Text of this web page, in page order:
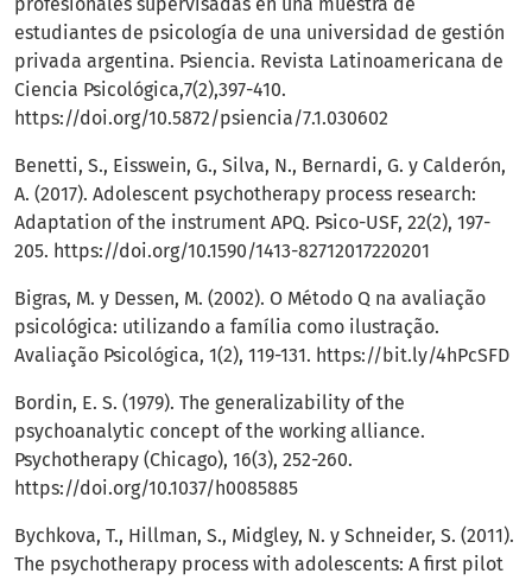
profesionales supervisadas en una muestra de
estudiantes de psicología de una universidad de gestión
privada argentina. Psiencia. Revista Latinoamericana de
Ciencia Psicológica,7(2),397-410.
https://doi.org/10.5872/psiencia/7.1.030602
Benetti, S., Eisswein, G., Silva, N., Bernardi, G. y Calderón,
A. (2017). Adolescent psychotherapy process research:
Adaptation of the instrument APQ. Psico-USF, 22(2), 197-
205. https://doi.org/10.1590/1413-82712017220201
Bigras, M. y Dessen, M. (2002). O Método Q na avaliação
psicológica: utilizando a família como ilustração.
Avaliação Psicológica, 1(2), 119-131. https://bit.ly/4hPcSFD
Bordin, E. S. (1979). The generalizability of the
psychoanalytic concept of the working alliance.
Psychotherapy (Chicago), 16(3), 252-260.
https://doi.org/10.1037/h0085885
Bychkova, T., Hillman, S., Midgley, N. y Schneider, S. (2011).
The psychotherapy process with adolescents: A first pilot